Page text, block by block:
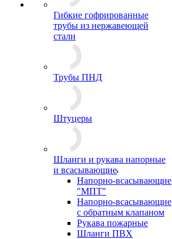
Гибкие гофрированные
трубы из нержавеющей
стали
Трубы ПНД
Штуцеры
Шланги и рукава напорные
и всасывающие
Напорно-всасывающие
"МПТ"
Напорно-всасывающие
с обратным клапаном
Рукава пожарные
Шланги ПВХ